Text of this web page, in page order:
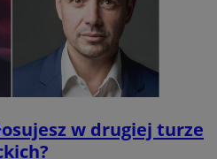
w drugiej turze